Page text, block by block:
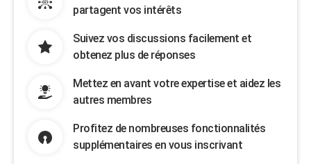
partagent vos intérêts
Suivez vos discussions facilement et
obtenez plus de réponses
Mettez en avant votre expertise et aidez les
autres membres
Profitez de nombreuses fonctionnalités
supplémentaires en vous inscrivant